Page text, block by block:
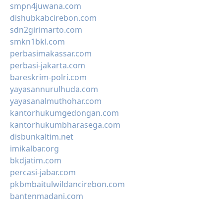
smpn4juwana.com
dishubkabcirebon.com
sdn2girimarto.com
smkn1bkl.com
perbasimakassar.com
perbasi-jakarta.com
bareskrim-polri.com
yayasannurulhuda.com
yayasanalmuthohar.com
kantorhukumgedongan.com
kantorhukumbharasega.com
disbunkaltim.net
imikalbar.org
bkdjatim.com
percasi-jabar.com
pkbmbaitulwildancirebon.com
bantenmadani.com